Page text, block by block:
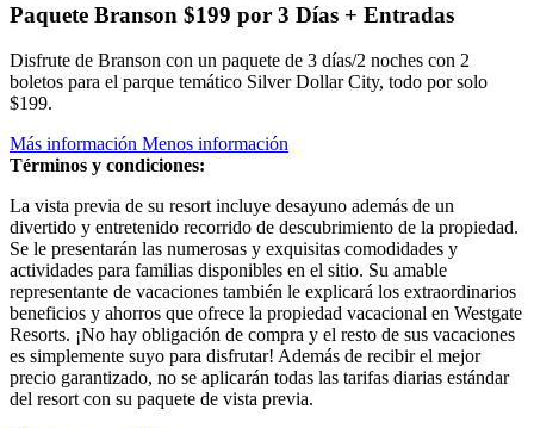
Paquete Branson $199 por 3 Días + Entradas
Disfrute de Branson con un paquete de 3 días/2 noches con 2
boletos para el parque temático Silver Dollar City, todo por solo
$199.
Más información Menos información
Términos y condiciones:
La vista previa de su resort incluye desayuno además de un
divertido y entretenido recorrido de descubrimiento de la propiedad.
Se le presentarán las numerosas y exquisitas comodidades y
actividades para familias disponibles en el sitio. Su amable
representante de vacaciones también le explicará los extraordinarios
beneficios y ahorros que ofrece la propiedad vacacional en Westgate
Resorts. ¡No hay obligación de compra y el resto de sus vacaciones
es simplemente suyo para disfrutar! Además de recibir el mejor
precio garantizado, no se aplicarán todas las tarifas diarias estándar
del resort con su paquete de vista previa.